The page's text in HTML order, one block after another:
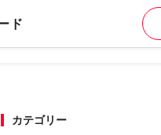
ド
カテゴリー